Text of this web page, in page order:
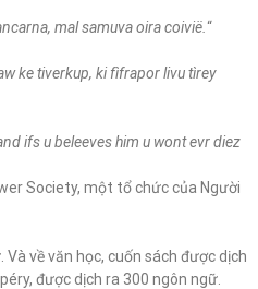
mal samuva oira coivië. “
ke tiverkup, ki fìfrapor livu tìrey
ifs u beleeves him u wont evr diez
Society, một tổ chức của Người
về văn học, cuốn sách được dịch
được dịch ra 300 ngôn ngữ.